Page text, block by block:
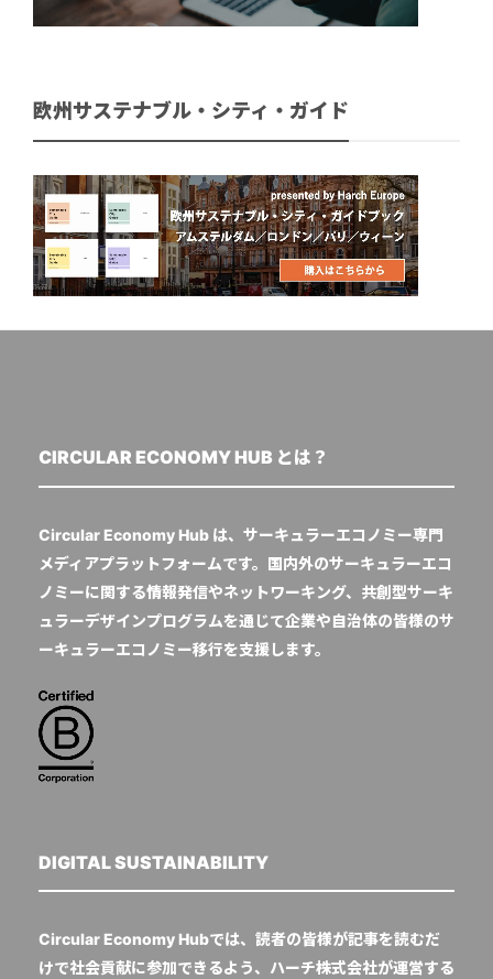
欧州サステナブル・シティ・ガイド
CIRCULAR ECONOMY HUB とは？
Circular Economy Hub は、サーキュラーエコノミー専門
メディアプラットフォームです。国内外のサーキュラーエコ
ノミーに関する情報発信やネットワーキング、共創型サーキ
ュラーデザインプログラムを通じて企業や自治体の皆様のサ
ーキュラーエコノミー移行を支援します。
DIGITAL SUSTAINABILITY
Circular Economy Hubでは、読者の皆様が記事を読むだ
けで社会貢献に参加できるよう、ハーチ株式会社が運営する